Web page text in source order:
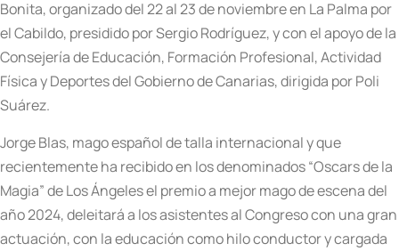
Bonita, organizado del 22 al 23 de noviembre en La Palma por
el Cabildo, presidido por Sergio Rodríguez, y con el apoyo de la
Consejería de Educación, Formación Profesional, Actividad
Física y Deportes del Gobierno de Canarias, dirigida por Poli
Suárez.
Jorge Blas, mago español de talla internacional y que
recientemente ha recibido en los denominados “Oscars de la
Magia” de Los Ángeles el premio a mejor mago de escena del
año 2024, deleitará a los asistentes al Congreso con una gran
actuación, con la educación como hilo conductor y cargada